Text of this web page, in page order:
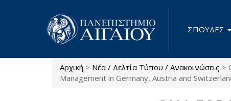
ΣΠΟΥΔΕΣ
Είστε εδώ
Αρχική > Νέα / Δελτία Τύπου / Ανακοινώσεις >
Management in Germany, Austria and